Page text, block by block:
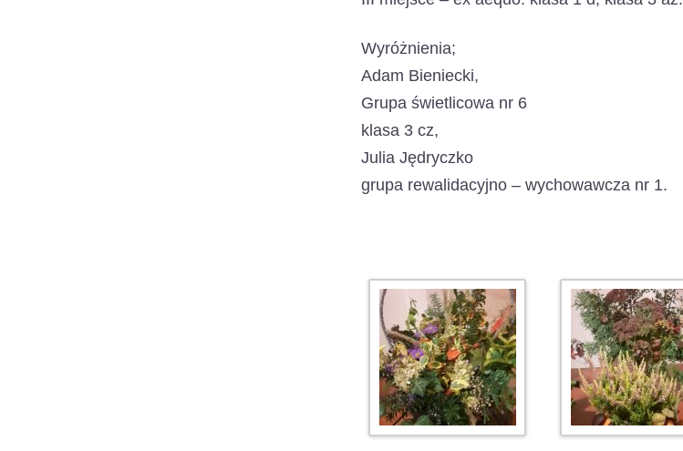
Wyróżnienia;
Adam Bieniecki,
Grupa świetlicowa nr 6
klasa 3 cz,
Julia Jędryczko
grupa rewalidacyjno – wychowawcza nr 1.